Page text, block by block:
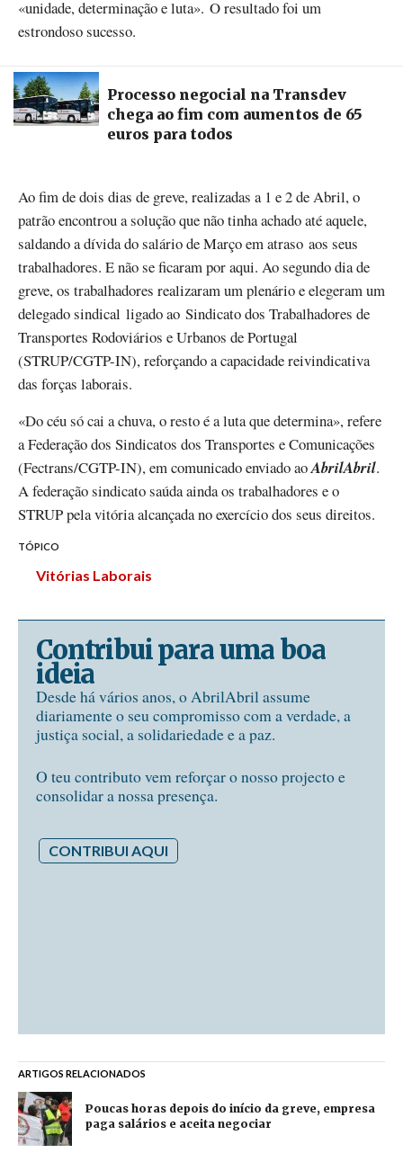
«unidade, determinação e luta». O resultado foi um
estrondoso sucesso.
Processo negocial na Transdev
chega ao fim com aumentos de 65
euros para todos
Ao fim de dois dias de greve, realizadas a 1 e 2 de Abril, o
patrão encontrou a solução que não tinha achado até aquele,
saldando a dívida do salário de Março em atraso aos seus
trabalhadores. E não se ficaram por aqui. Ao segundo dia de
greve, os trabalhadores realizaram um plenário e elegeram um
delegado sindical ligado ao Sindicato dos Trabalhadores de
Transportes Rodoviários e Urbanos de Portugal
(STRUP/CGTP-IN), reforçando a capacidade reivindicativa
das forças laborais.
«Do céu só cai a chuva, o resto é a luta que determina», refere
a Federação dos Sindicatos dos Transportes e Comunicações
(Fectrans/CGTP-IN), em comunicado enviado aoAbrilAbril.
A federação sindicato saúda ainda os trabalhadores e o
STRUP pela vitória alcançada no exercício dos seus direitos.
TÓPICO
Vitórias Laborais
Contribui para uma boa
ideia
Desde há vários anos, o AbrilAbril assume
diariamente o seu compromisso com a verdade, a
justiça social, a solidariedade e a paz.
O teu contributo vem reforçar o nosso projecto e
consolidar a nossa presença.
CONTRIBUI AQUI
ARTIGOS RELACIONADOS
Poucas horas depois do início da greve, empresa
paga salários e aceita negociar